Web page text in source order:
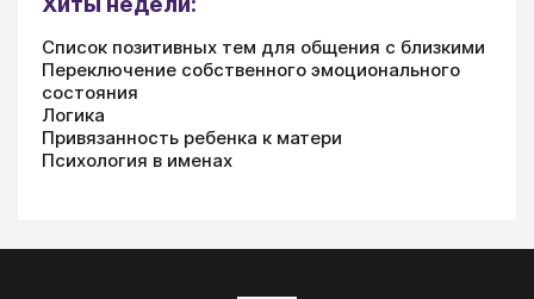
Список позитивных тем для общения с близкими
Переключение собственного эмоционального
состояния
Логика
Привязанность ребенка к матери
Психология в именах